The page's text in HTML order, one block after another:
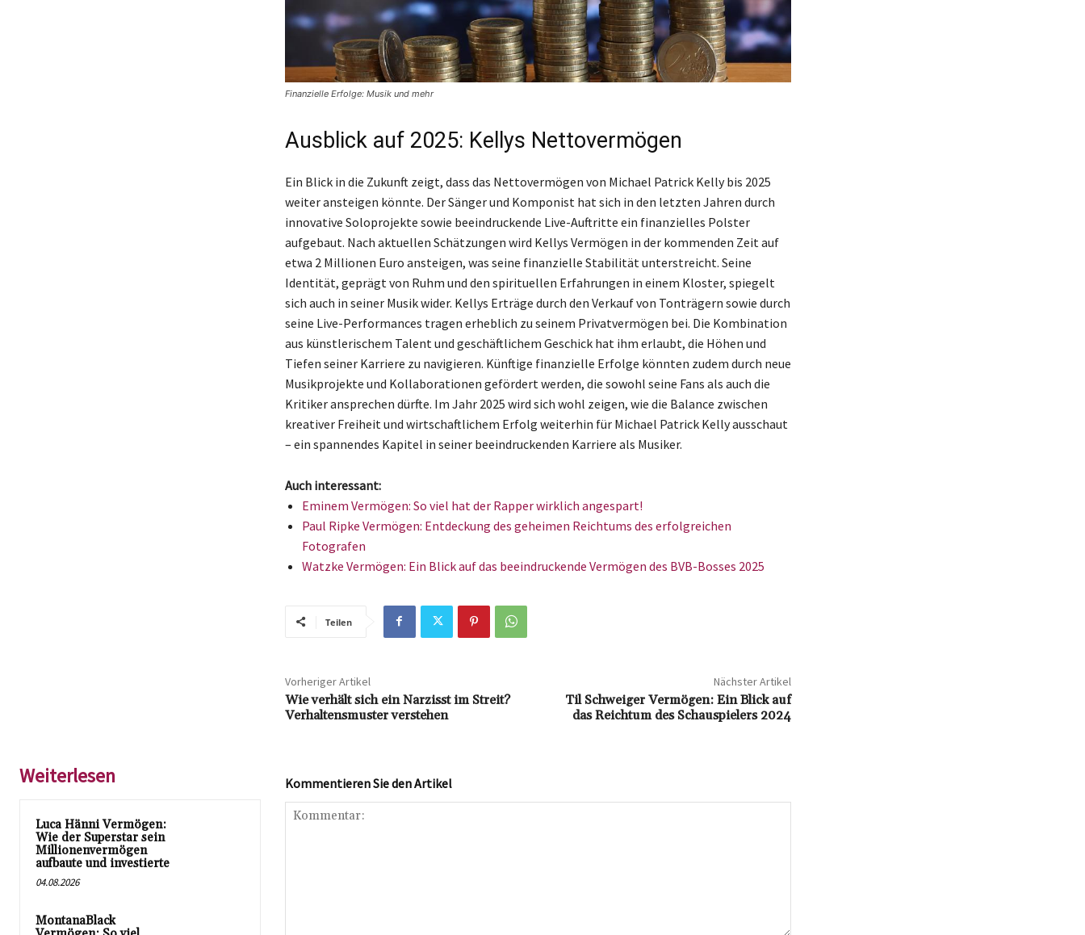
Finanzielle Erfolge: Musik und mehr
Ausblick auf 2025: Kellys Nettovermögen
Ein Blick in die Zukunft zeigt, dass das Nettovermögen von Michael Patrick Kelly bis 2025
weiter ansteigen könnte. Der Sänger und Komponist hat sich in den letzten Jahren durch
innovative Soloprojekte sowie beeindruckende Live-Auftritte ein finanzielles Polster
aufgebaut. Nach aktuellen Schätzungen wird Kellys Vermögen in der kommenden Zeit auf
etwa 2 Millionen Euro ansteigen, was seine finanzielle Stabilität unterstreicht. Seine
Identität, geprägt von Ruhm und den spirituellen Erfahrungen in einem Kloster, spiegelt
sich auch in seiner Musik wider. Kellys Erträge durch den Verkauf von Tonträgern sowie durch
seine Live-Performances tragen erheblich zu seinem Privatvermögen bei. Die Kombination
aus künstlerischem Talent und geschäftlichem Geschick hat ihm erlaubt, die Höhen und
Tiefen seiner Karriere zu navigieren. Künftige finanzielle Erfolge könnten zudem durch neue
Musikprojekte und Kollaborationen gefördert werden, die sowohl seine Fans als auch die
Kritiker ansprechen dürfte. Im Jahr 2025 wird sich wohl zeigen, wie die Balance zwischen
kreativer Freiheit und wirtschaftlichem Erfolg weiterhin für Michael Patrick Kelly ausschaut
– ein spannendes Kapitel in seiner beeindruckenden Karriere als Musiker.
Auch interessant:
Eminem Vermögen: So viel hat der Rapper wirklich angespart!
Paul Ripke Vermögen: Entdeckung des geheimen Reichtums des erfolgreichen
Fotografen
Watzke Vermögen: Ein Blick auf das beeindruckende Vermögen des BVB-Bosses 2025
Teilen
Vorheriger Artikel
Wie verhält sich ein Narzisst im Streit?
Verhaltensmuster verstehen
Nächster Artikel
Til Schweiger Vermögen: Ein Blick auf
das Reichtum des Schauspielers 2024
Weiterlesen
Luca Hänni Vermögen:
Wie der Superstar sein
Millionenvermögen
aufbaute und investierte
04.08.2026
MontanaBlack
Kommentieren Sie den Artikel